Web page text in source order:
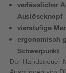
verlässlicher
Auslöseknopf
vierstufige
ergonomisch
Schwerpunkt
Der Handstreuer
Ausbringen von